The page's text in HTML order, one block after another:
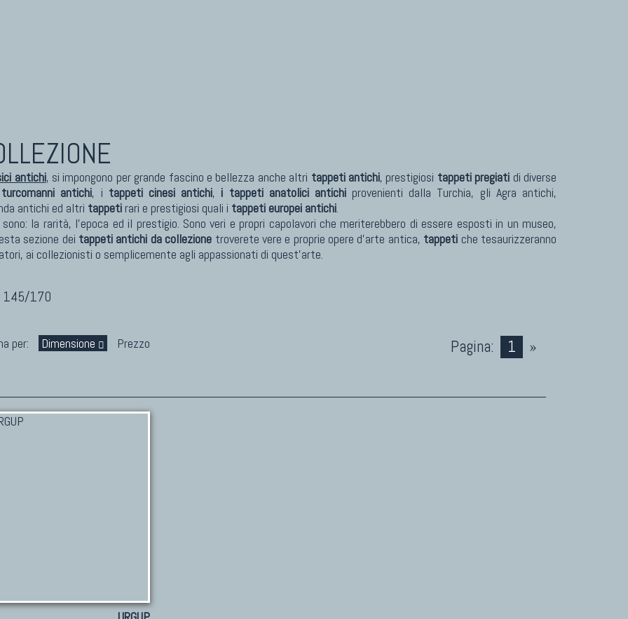
antichi, si impongono per grande fascino e bellezza anche altri tappeti antichi, prestigiosi tappeti pregiati di diverse
antichi, i tappeti cinesi antichi, i tappeti anatolici antichiprovenienti dalla Turchia, gli Agra antichi,
antichi ed altri tappeti rari e prestigiosi quali i tappeti europei antichi.
la rarità, l'epoca ed il prestigio. Sono veri e propri capolavori che meriterebbero di essere esposti in un museo,
sezione dei tappeti antichi da collezione troverete vere e proprie opere d'arte antica, tappeti che tesaurizzeranno
ai collezionisti o semplicemente agli appassionati di quest'arte.
145/170
per: Dimensione Prezzo Pagina: 1 »